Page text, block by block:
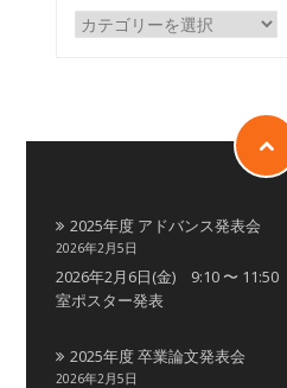
2025年度 アドバンス発表会
2026年2月5日
2026年2月6日(金) 9:10 〜
室ポスター発表
2025年度 卒業論文発表会
2026年2月5日